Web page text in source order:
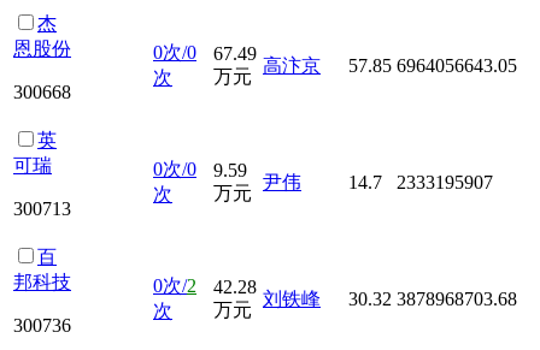
杰
恩股份
300668
0次/0
次
67.49
万元
高汴京 57.85 6964056643.05
英
可瑞
300713
0次/0
次
9.59
万元
尹伟 14.7 2333195907
百
邦科技
300736
0次/2
次
42.28
万元
刘铁峰 30.32 3878968703.68